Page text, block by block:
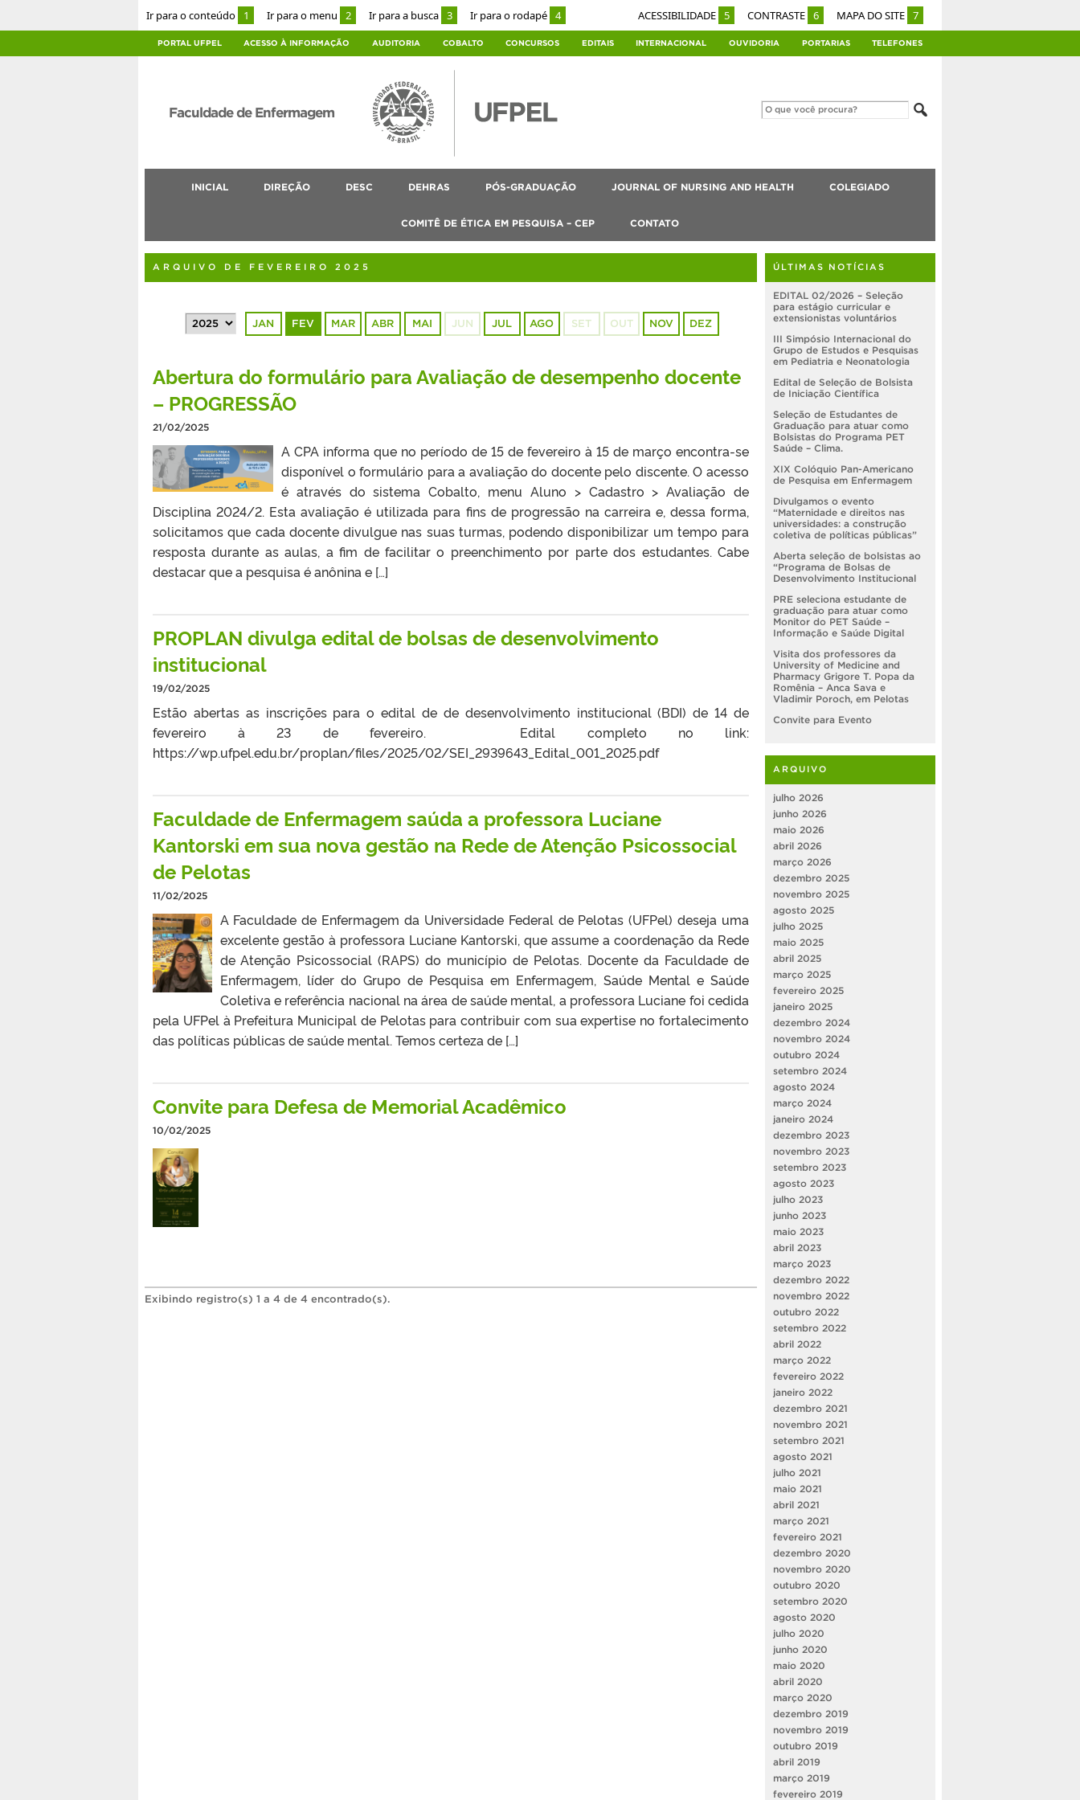
Ir para o conteúdo 1 Ir para o menu 2 Ir para a busca 3 Ir para o rodapé 4 ACESSIBILIDADE 5 CONTRASTE 6 MAPA DO SITE 7
PORTAL UFPEL ACESSO À INFORMAÇÃO AUDITORIA COBALTO CONCURSOS EDITAIS INTERNACIONAL OUVIDORIA PORTARIAS TELEFONES
Faculdade de Enfermagem
INICIAL DIREÇÃO DESC DEHRAS PÓS-GRADUAÇÃO JOURNAL OF NURSING AND HEALTH COLEGIADO
COMITÊ DE ÉTICA EM PESQUISA – CEP CONTATO
ARQUIVO DE FEVEREIRO 2025
JAN FEV MAR ABR MAI JUN JUL AGO SET OUT NOV DEZ
Abertura do formulário para Avaliação de desempenho docente
– PROGRESSÃO
21/02/2025
A CPA informa que no período de 15 de fevereiro à 15 de março encontra-se
disponível o formulário para a avaliação do docente pelo discente. O acesso
é através do sistema Cobalto, menu Aluno > Cadastro > Avaliação de
Disciplina 2024/2. Esta avaliação é utilizada para fins de progressão na carreira e, dessa forma,
solicitamos que cada docente divulgue nas suas turmas, podendo disponibilizar um tempo para
resposta durante as aulas, a fim de facilitar o preenchimento por parte dos estudantes. Cabe
destacar que a pesquisa é anônina e […]
PROPLAN divulga edital de bolsas de desenvolvimento
institucional
19/02/2025
Estão abertas as inscrições para o edital de de desenvolvimento institucional (BDI) de 14 de
fevereiro à 23 de fevereiro. Edital completo no link:
https://wp.ufpel.edu.br/proplan/files/2025/02/SEI_2939643_Edital_001_2025.pdf
Faculdade de Enfermagem saúda a professora Luciane
Kantorski em sua nova gestão na Rede de Atenção Psicossocial
de Pelotas
11/02/2025
A Faculdade de Enfermagem da Universidade Federal de Pelotas (UFPel) deseja uma
excelente gestão à professora Luciane Kantorski, que assume a coordenação da Rede
de Atenção Psicossocial (RAPS) do município de Pelotas. Docente da Faculdade de
Enfermagem, líder do Grupo de Pesquisa em Enfermagem, Saúde Mental e Saúde
Coletiva e referência nacional na área de saúde mental, a professora Luciane foi cedida
pela UFPel à Prefeitura Municipal de Pelotas para contribuir com sua expertise no fortalecimento
das políticas públicas de saúde mental. Temos certeza de […]
Convite para Defesa de Memorial Acadêmico
10/02/2025
Exibindo registro(s) 1 a 4 de 4 encontrado(s).
ÚLTIMAS NOTÍCIAS
EDITAL 02/2026 – Seleção
para estágio curricular e
extensionistas voluntários
III Simpósio Internacional do
Grupo de Estudos e Pesquisas
em Pediatria e Neonatologia
Edital de Seleção de Bolsista
de Iniciação Científica
Seleção de Estudantes de
Graduação para atuar como
Bolsistas do Programa PET
Saúde – Clima.
XIX Colóquio Pan-Americano
de Pesquisa em Enfermagem
Divulgamos o evento
“Maternidade e direitos nas
universidades: a construção
coletiva de políticas públicas”
Aberta seleção de bolsistas ao
“Programa de Bolsas de
Desenvolvimento Institucional
PRE seleciona estudante de
graduação para atuar como
Monitor do PET Saúde –
Informação e Saúde Digital
Visita dos professores da
University of Medicine and
Pharmacy Grigore T. Popa da
Romênia – Anca Sava e
Vladimir Poroch, em Pelotas
Convite para Evento
ARQUIVO
julho 2026
junho 2026
maio 2026
abril 2026
março 2026
dezembro 2025
novembro 2025
agosto 2025
julho 2025
maio 2025
abril 2025
março 2025
fevereiro 2025
janeiro 2025
dezembro 2024
novembro 2024
outubro 2024
setembro 2024
agosto 2024
março 2024
janeiro 2024
dezembro 2023
novembro 2023
setembro 2023
agosto 2023
julho 2023
junho 2023
maio 2023
abril 2023
março 2023
dezembro 2022
novembro 2022
outubro 2022
setembro 2022
abril 2022
março 2022
fevereiro 2022
janeiro 2022
dezembro 2021
novembro 2021
setembro 2021
agosto 2021
julho 2021
maio 2021
abril 2021
março 2021
fevereiro 2021
dezembro 2020
novembro 2020
outubro 2020
setembro 2020
agosto 2020
julho 2020
junho 2020
maio 2020
abril 2020
março 2020
dezembro 2019
novembro 2019
outubro 2019
abril 2019
março 2019
fevereiro 2019